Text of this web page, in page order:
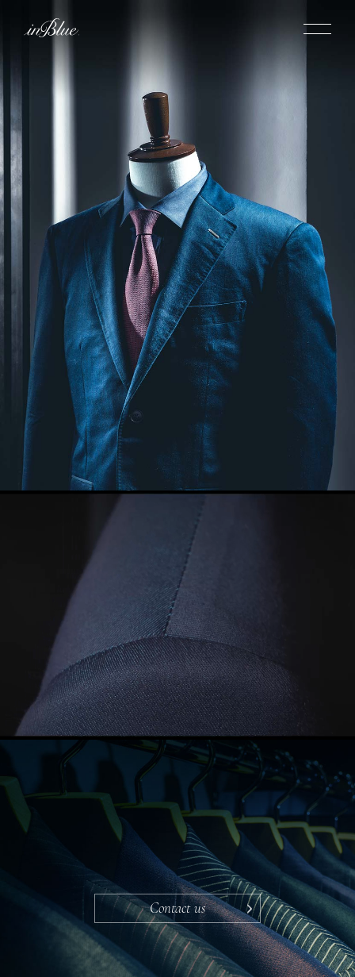
inBlueについて
inBlueの強み ヒストリー
理念 トライフープ
着用シーン こだわり
オーダー方法
倉敷店でのオーダー 全国オーダー会
ふるさと納税
商品一覧
デニムスーツ デニムシャツ
ふるさと納税
お手入れ
取扱方法 修理
リボーン
新着
ニュース インタビュー
社長ブログ スタッフブログ
メディア掲載
採用情報
新卒採用 店舗概要
アクセス
代表メッセージ
ON OFF
Contact us